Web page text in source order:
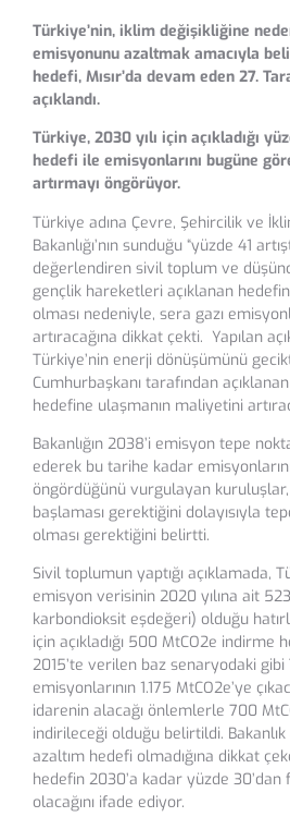
Türkiye’nin, iklim değişikliğine
emisyonunu azaltmak amacıyla
hedefi, Mısır’da devam eden 27.
açıklandı.
Türkiye, 2030 yılı için açıkladığı
hedefi ile emisyonlarını bugüne
artırmayı öngörüyor.
Türkiye adına Çevre, Şehircilik ve
Bakanlığı’nın sunduğu “yüzde 41
değerlendiren sivil toplum ve
gençlik hareketleri açıklanan hedefin
olması nedeniyle, sera gazı
artıracağına dikkat çekti. Yapılan
Türkiye’nin enerji dönüşümünü
Cumhurbaşkanı tarafından
hedefine ulaşmanın maliyetini
Bakanlığın 2038’i emisyon tepe
ederek bu tarihe kadar
öngördüğünü vurgulayan kuruluşlar,
başlaması gerektiğini dolayısıyla
olması gerektiğini belirtti.
Sivil toplumun yaptığı açıklamada,
emisyon verisinin 2020 yılına ait
karbondioksit eşdeğeri) olduğu
için açıkladığı 500 MtCO2e indirme
2015’te verilen baz senaryodaki gibi
emisyonlarının 1.175 MtCO2e’ye
idarenin alacağı önlemlerle 700
indirileceği olduğu belirtildi. Bakanlık
azaltım hedefi olmadığına dikkat
hedefin 2030’a kadar yüzde 30’dan
olacağını ifade ediyor.